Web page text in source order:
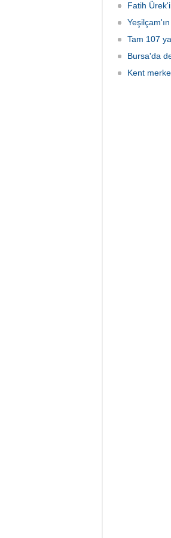
Fatih
Tam 107
Bursa'da
Kent